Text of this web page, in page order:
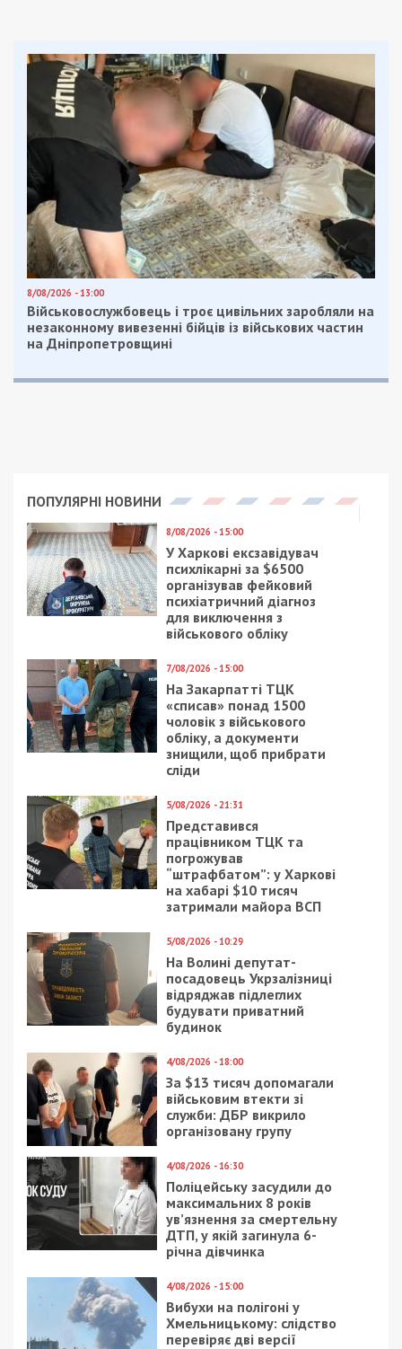
8/08/2026 - 13:00
Військовослужбовець і троє цивільних заробляли на
незаконному вивезенні бійців із військових частин
на Дніпропетровщині
ПОПУЛЯРНІ НОВИНИ
8/08/2026 - 15:00
У Харкові ексзавідувач
психлікарні за $6500
організував фейковий
психіатричний діагноз
для виключення з
військового обліку
7/08/2026 - 15:00
На Закарпатті ТЦК
«списав» понад 1500
чоловік з військового
обліку, а документи
знищили, щоб прибрати
сліди
5/08/2026 - 21:31
Представився
працівником ТЦК та
погрожував
“штрафбатом”: у Харкові
на хабарі $10 тисяч
затримали майора ВСП
5/08/2026 - 10:29
На Волині депутат-
посадовець Укрзалізниці
відряджав підлеглих
будувати приватний
будинок
4/08/2026 - 18:00
За $13 тисяч допомагали
військовим втекти зі
служби: ДБР викрило
організовану групу
4/08/2026 - 16:30
Поліцейську засудили до
максимальних 8 років
ув’язнення за смертельну
ДТП, у якій загинула 6-
річна дівчинка
4/08/2026 - 15:00
Вибухи на полігоні у
Хмельницькому: слідство
перевіряє дві версії